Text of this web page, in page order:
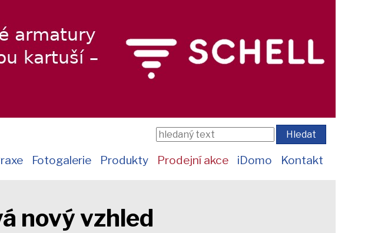
Fotogalerie Produkty Prodejní akce iDomo Kontakt
nový vzhled